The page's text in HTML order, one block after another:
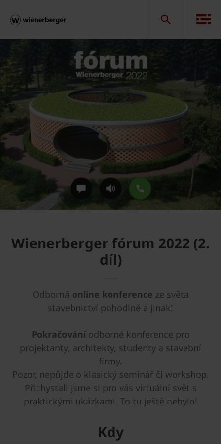
Wienerberger fórum 2022 (2.
díl)
Odborná online konference ze světa
stavebnictví pohodlně a jinak!
Pokračováníodborné konference pro
projektanty, architekty, studenty a stavební
firmy.
Pozor, nepůjde o klasický seminář či workshop.
Přichystali jsme si pro vás virtuální svět s
praktickými ukázkami. To tu ještě nebylo!
Kdy